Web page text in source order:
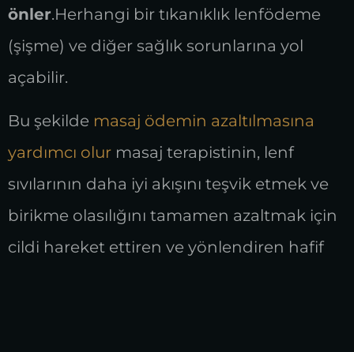
önler.Herhangi bir tıkanıklık lenfödeme
(şişme) ve diğer sağlık sorunlarına yol
açabilir.
Bu şekilde masaj ödemin azaltılmasına
yardımcı olur masaj terapistinin, lenf
sıvılarının daha iyi akışını teşvik etmek ve
birikme olasılığını tamamen azaltmak için
cildi hareket ettiren ve yönlendiren hafif